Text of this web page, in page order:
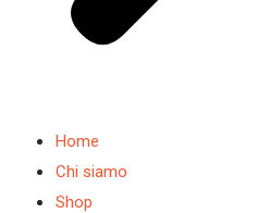
Home
Chi siamo
Shop